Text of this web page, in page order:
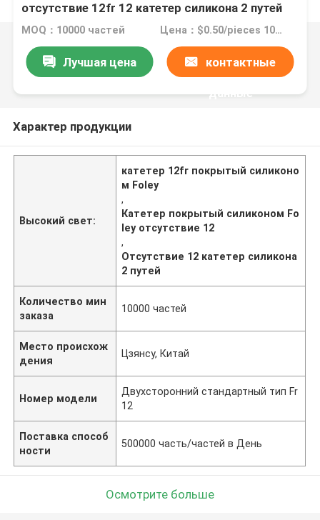
отсутствие 12fr 12 катетер силикона 2 путей
MOQ：10000 частей Цена：$0.50/pieces 10000-49999 pieces
Лучшая цена контактные
данные
Характер продукции
Высокий свет:
катетер 12fr покрытый силиконо
м Foley
,
Катетер покрытый силиконом Fo
ley отсутствие 12
,
Отсутствие 12 катетер силикона
2 путей
Количество мин
заказа
10000 частей
Место происхож
дения
Цзянсу, Китай
Номер модели
Двухсторонний стандартный тип Fr
12
Поставка способ
ности
500000 часть/частей в День
Осмотрите больше